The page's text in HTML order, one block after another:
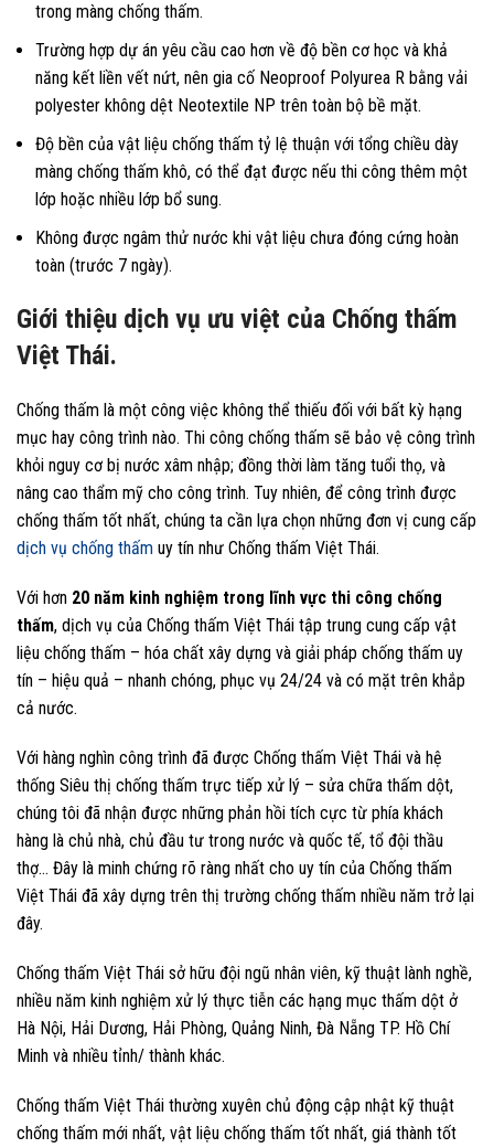
trong màng chống thấm.
Trường hợp dự án yêu cầu cao hơn về độ bền cơ học và khả
năng kết liền vết nứt, nên gia cố Neoproof Polyurea R bằng vải
polyester không dệt Neotextile NP trên toàn bộ bề mặt.
Độ bền của vật liệu chống thấm tỷ lệ thuận với tổng chiều dày
màng chống thấm khô, có thể đạt được nếu thi công thêm một
lớp hoặc nhiều lớp bổ sung.
Không được ngâm thử nước khi vật liệu chưa đóng cứng hoàn
toàn (trước 7 ngày).
Giới thiệu dịch vụ ưu việt của Chống thấm
Việt Thái.
Chống thấm là một công việc không thể thiếu đối với bất kỳ hạng
mục hay công trình nào. Thi công chống thấm sẽ bảo vệ công trình
khỏi nguy cơ bị nước xâm nhập; đồng thời làm tăng tuổi thọ, và
nâng cao thẩm mỹ cho công trình. Tuy nhiên, để công trình được
chống thấm tốt nhất, chúng ta cần lựa chọn những đơn vị cung cấp
dịch vụ chống thấm uy tín như Chống thấm Việt Thái.
Với hơn 20 năm kinh nghiệm trong lĩnh vực thi công chống
thấm, dịch vụ của Chống thấm Việt Thái tập trung cung cấp vật
liệu chống thấm – hóa chất xây dựng và giải pháp chống thấm uy
tín – hiệu quả – nhanh chóng, phục vụ 24/24 và có mặt trên khắp
cả nước.
Với hàng nghìn công trình đã được Chống thấm Việt Thái và hệ
thống Siêu thị chống thấm trực tiếp xử lý – sửa chữa thấm dột,
chúng tôi đã nhận được những phản hồi tích cực từ phía khách
hàng là chủ nhà, chủ đầu tư trong nước và quốc tế, tổ đội thầu
thợ… Đây là minh chứng rõ ràng nhất cho uy tín của Chống thấm
Việt Thái đã xây dựng trên thị trường chống thấm nhiều năm trở lại
đây.
Chống thấm Việt Thái sở hữu đội ngũ nhân viên, kỹ thuật lành nghề,
nhiều năm kinh nghiệm xử lý thực tiễn các hạng mục thấm dột ở
Hà Nội, Hải Dương, Hải Phòng, Quảng Ninh, Đà Nẵng TP. Hồ Chí
Minh và nhiều tỉnh/ thành khác.
Chống thấm Việt Thái thường xuyên chủ động cập nhật kỹ thuật
chống thấm mới nhất, vật liệu chống thấm tốt nhất, giá thành tốt